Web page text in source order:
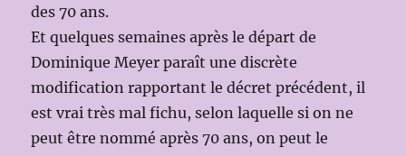
des 70 ans.
Et quelques semaines après le départ de
Dominique Meyer paraît une discrète
modification rapportant le décret précédent, il
est vrai très mal fichu, selon laquelle si on ne
peut être nommé après 70 ans, on peut le